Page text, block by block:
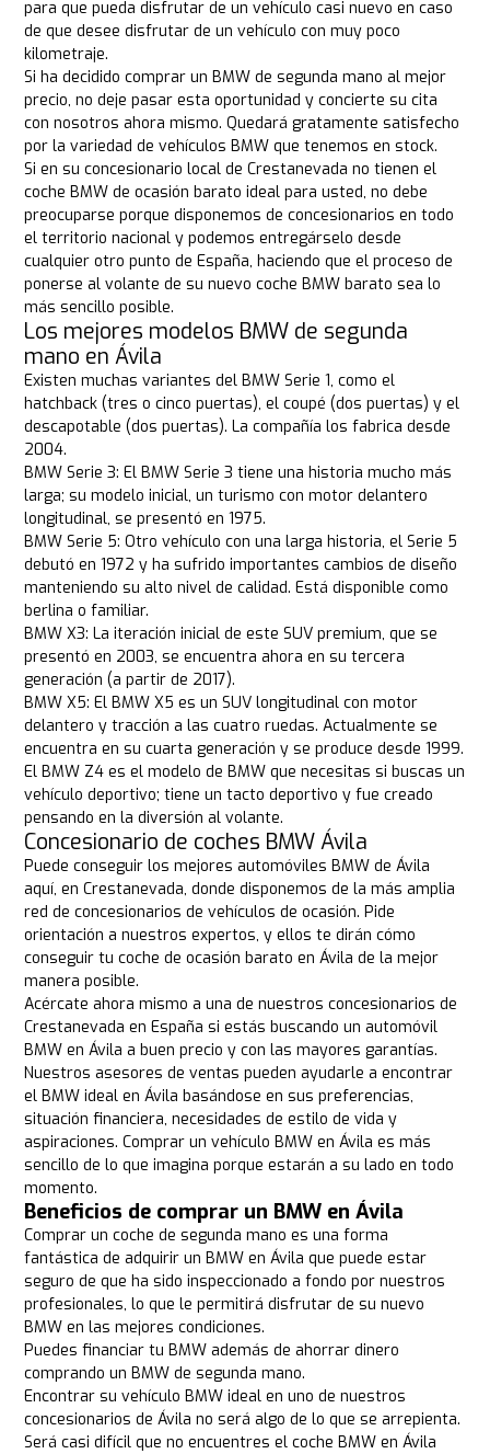
para que pueda disfrutar de un vehículo casi nuevo en caso
de que desee disfrutar de un vehículo con muy poco
kilometraje.
Si ha decidido comprar un BMW de segunda mano al mejor
precio, no deje pasar esta oportunidad y concierte su cita
con nosotros ahora mismo. Quedará gratamente satisfecho
por la variedad de vehículos BMW que tenemos en stock.
Si en su concesionario local de Crestanevada no tienen el
coche BMW de ocasión barato ideal para usted, no debe
preocuparse porque disponemos de concesionarios en todo
el territorio nacional y podemos entregárselo desde
cualquier otro punto de España, haciendo que el proceso de
ponerse al volante de su nuevo coche BMW barato sea lo
más sencillo posible.
Los mejores modelos BMW de segunda
mano en Ávila
Existen muchas variantes del BMW Serie 1, como el
hatchback (tres o cinco puertas), el coupé (dos puertas) y el
descapotable (dos puertas). La compañía los fabrica desde
2004.
BMW Serie 3: El BMW Serie 3 tiene una historia mucho más
larga; su modelo inicial, un turismo con motor delantero
longitudinal, se presentó en 1975.
BMW Serie 5: Otro vehículo con una larga historia, el Serie 5
debutó en 1972 y ha sufrido importantes cambios de diseño
manteniendo su alto nivel de calidad. Está disponible como
berlina o familiar.
BMW X3: La iteración inicial de este SUV premium, que se
presentó en 2003, se encuentra ahora en su tercera
generación (a partir de 2017).
BMW X5: El BMW X5 es un SUV longitudinal con motor
delantero y tracción a las cuatro ruedas. Actualmente se
encuentra en su cuarta generación y se produce desde 1999.
El BMW Z4 es el modelo de BMW que necesitas si buscas un
vehículo deportivo; tiene un tacto deportivo y fue creado
pensando en la diversión al volante.
Concesionario de coches BMW Ávila
Puede conseguir los mejores automóviles BMW de Ávila
aquí, en Crestanevada, donde disponemos de la más amplia
red de concesionarios de vehículos de ocasión. Pide
orientación a nuestros expertos, y ellos te dirán cómo
conseguir tu coche de ocasión barato en Ávila de la mejor
manera posible.
Acércate ahora mismo a una de nuestros concesionarios de
Crestanevada en España si estás buscando un automóvil
BMW en Ávila a buen precio y con las mayores garantías.
Nuestros asesores de ventas pueden ayudarle a encontrar
el BMW ideal en Ávila basándose en sus preferencias,
situación financiera, necesidades de estilo de vida y
aspiraciones. Comprar un vehículo BMW en Ávila es más
sencillo de lo que imagina porque estarán a su lado en todo
momento.
Beneficios de comprar un BMW en Ávila
Comprar un coche de segunda mano es una forma
fantástica de adquirir un BMW en Ávila que puede estar
seguro de que ha sido inspeccionado a fondo por nuestros
profesionales, lo que le permitirá disfrutar de su nuevo
BMW en las mejores condiciones.
Puedes financiar tu BMW además de ahorrar dinero
comprando un BMW de segunda mano.
Encontrar su vehículo BMW ideal en uno de nuestros
concesionarios de Ávila no será algo de lo que se arrepienta.
Será casi difícil que no encuentres el coche BMW en Ávila